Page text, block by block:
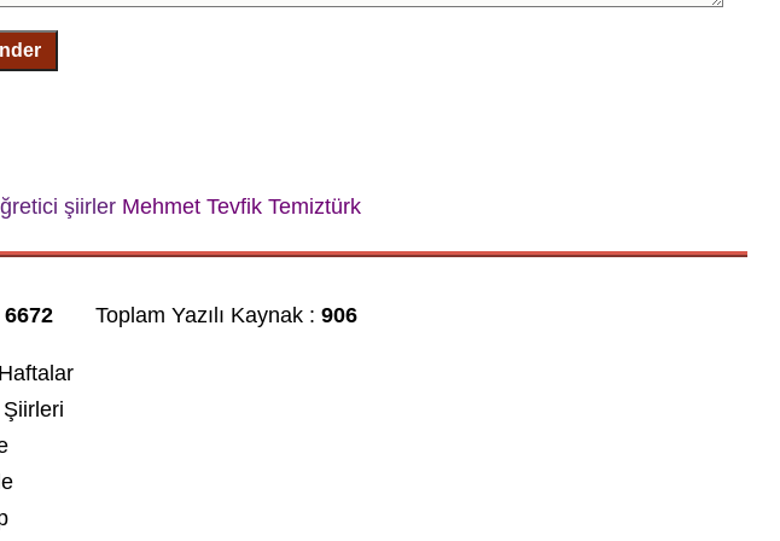
şiirler Mehmet Tevfik Temiztürk
6672 Toplam Yazılı Kaynak :906